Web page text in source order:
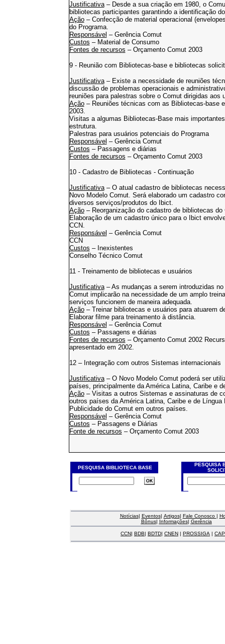
Justificativa– Desde a sua criação em 1980, o
bibliotecas participantes garantindo a identificação
Ação– Confecção de material operacional
do Programa.
Responsável – Gerência Comut
Custos – Material de Consumo
Fontes de recursos – Orçamento Comut 2003
9 - Reunião com Bibliotecas-base e bibliotecas
Justificativa– Existe a necessidade de reuniões
discussão de problemas operacionais e
reuniões para palestras sobre o Comut dirigidas aos
Ação– Reuniões técnicas com as Bibliotecas-base
2003.
Visitas a algumas Bibliotecas-Base mais
estrutura.
Palestras para usuários potenciais do Programa
Responsável – Gerência Comut
Custos – Passagens e diárias
Fontes de recursos – Orçamento Comut 2003
10 - Cadastro de Bibliotecas - Continuação
Justificativa– O atual cadastro de bibliotecas
Novo Modelo Comut. Será elaborado um cadastro
diversos serviços/produtos do Ibict.
Ação– Reorganização do cadastro de bibliotecas do
Elaboração de um cadastro único para o Ibict
CCN.
Responsável – Gerência Comut
CCN
Custos – Inexistentes
Conselho Técnico Comut
11 - Treinamento de bibliotecas e usuários
Justificativa– As mudanças a serem introduzidas
Comut implicarão na necessidade de um amplo
serviços funcionem de maneira adequada.
Ação– Treinar bibliotecas e usuários para atuarem
Elaborar filme para treinamento à distância.
Responsável – Gerência Comut
Custos – Passagens e diárias
Fontes de recursos – Orçamento Comut 2002
apresentado em 2002.
12 – Integração com outros Sistemas internacionais
Justificativa– O Novo Modelo Comut poderá ser
países, principalmente da América Latina, Caribe e
Ação– Visitas a outros Sistemas e assinaturas de
outros países da América Latina, Caribe e de Língua
Publicidade do Comut em outros países.
Responsável – Gerência Comut
Custos – Passagens e Diárias
Fonte de recursos – Orçamento Comut 2003
PESQUISA BIBLIOTECA BASE
PESQUISA
Notícias| Eventos| Artigos| Fale Conosco |
Bônus| Informações| Gerência
CCN| BDB| BDTD| CNEN | PROSSIGA |